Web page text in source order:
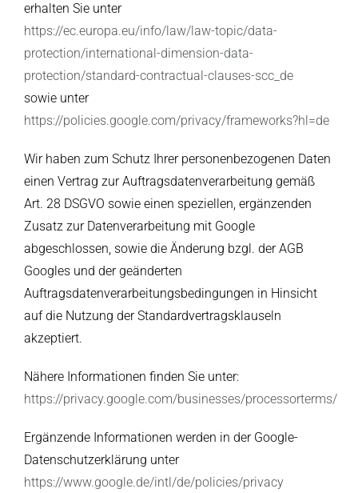
erhalten Sie unter
https://ec.europa.eu/info/law/law-topic/data-
protection/international-dimension-data-
protection/standard-contractual-clauses-scc_de
sowie unter
https://policies.google.com/privacy/frameworks?hl=de
Wir haben zum Schutz Ihrer personenbezogenen Daten
einen Vertrag zur Auftragsdatenverarbeitung gemäß
Art. 28 DSGVO sowie einen speziellen, ergänzenden
Zusatz zur Datenverarbeitung mit Google
abgeschlossen, sowie die Änderung bzgl. der AGB
Googles und der geänderten
Auftragsdatenverarbeitungsbedingungen in Hinsicht
auf die Nutzung der Standardvertragsklauseln
akzeptiert.
Nähere Informationen finden Sie unter:
https://privacy.google.com/businesses/processorterms/
Ergänzende Informationen werden in der Google-
Datenschutzerklärung unter
https://www.google.de/intl/de/policies/privacy